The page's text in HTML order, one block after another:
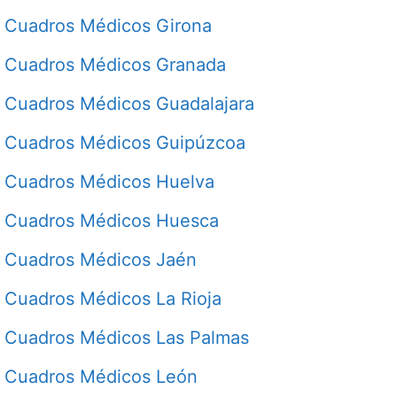
Cuadros Médicos Girona
Cuadros Médicos Granada
Cuadros Médicos Guadalajara
Cuadros Médicos Guipúzcoa
Cuadros Médicos Huelva
Cuadros Médicos Huesca
Cuadros Médicos Jaén
Cuadros Médicos La Rioja
Cuadros Médicos Las Palmas
Cuadros Médicos León